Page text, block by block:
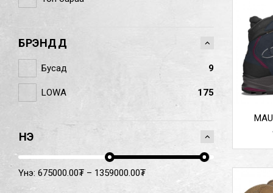
БРЭНДҮҮД
Бусад 9
LOWA 175
ҮНЭ
Үнэ: 675000.00₮ – 1359000.00₮